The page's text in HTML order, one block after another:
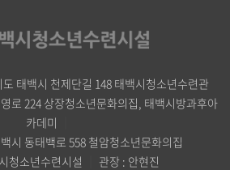
태백시 천제단길 148 태백시청소년수련관
로 224 상장청소년문화의집, 태백시방과후아
카데미
시 동태백로 558 철암청소년문화의집
청소년수련시설
관장 : 안현진